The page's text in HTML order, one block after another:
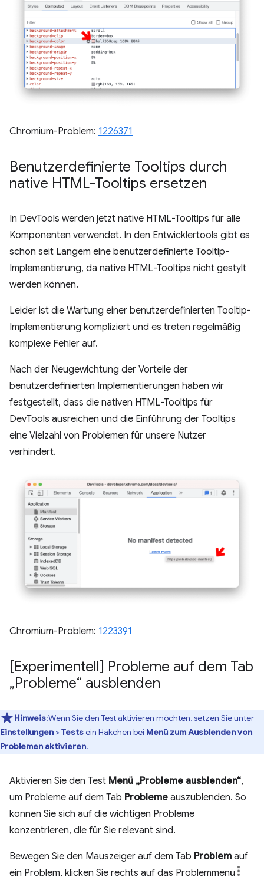
Chromium-Problem: 1226371
Benutzerdefinierte Tooltips durch
native HTML-Tooltips ersetzen
In DevTools werden jetzt native HTML-Tooltips für alle
Komponenten verwendet. In den Entwicklertools gibt es
schon seit Langem eine benutzerdefinierte Tooltip-
Implementierung, da native HTML-Tooltips nicht gestylt
werden können.
Leider ist die Wartung einer benutzerdefinierten Tooltip-
Implementierung kompliziert und es treten regelmäßig
komplexe Fehler auf.
Nach der Neugewichtung der Vorteile der
benutzerdefinierten Implementierungen haben wir
festgestellt, dass die nativen HTML-Tooltips für
DevTools ausreichen und die Einführung der Tooltips
eine Vielzahl von Problemen für unsere Nutzer
verhindert.
Chromium-Problem: 1223391
[Experimentell] Probleme auf dem Tab
„Probleme“ ausblenden
Hinweis:Wenn Sie den Test aktivieren möchten, setzen Sie unter
Einstellungen >Testsein Häkchen bei Menü zum Ausblenden von
Problemen aktivieren.
Aktivieren Sie den Test Menü „Probleme ausblenden“,
um Probleme auf dem Tab Probleme auszublenden. So
können Sie sich auf die wichtigen Probleme
konzentrieren, die für Sie relevant sind.
Bewegen Sie den Mauszeiger auf dem Tab Problem auf
ein Problem, klicken Sie rechts auf das Problemmenü